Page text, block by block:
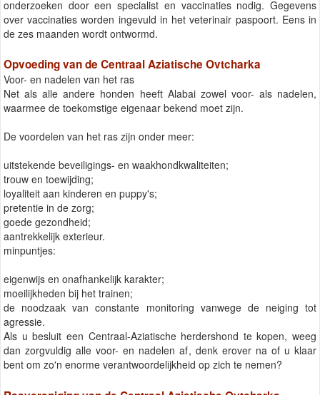
onderzoeken door een specialist en vaccinaties nodig. Gegevens
over vaccinaties worden ingevuld in het veterinair paspoort. Eens in
de zes maanden wordt ontwormd.
Opvoeding van de Centraal Aziatische Ovtcharka
Voor- en nadelen van het ras
Net als alle andere honden heeft Alabai zowel voor- als nadelen,
waarmee de toekomstige eigenaar bekend moet zijn.
De voordelen van het ras zijn onder meer:
uitstekende beveiligings- en waakhondkwaliteiten;
trouw en toewijding;
loyaliteit aan kinderen en puppy's;
pretentie in de zorg;
goede gezondheid;
aantrekkelijk exterieur.
minpuntjes:
eigenwijs en onafhankelijk karakter;
moeilijkheden bij het trainen;
de noodzaak van constante monitoring vanwege de neiging tot
agressie.
Als u besluit een Centraal-Aziatische herdershond te kopen, weeg
dan zorgvuldig alle voor- en nadelen af, denk erover na of u klaar
bent om zo'n enorme verantwoordelijkheid op zich te nemen?